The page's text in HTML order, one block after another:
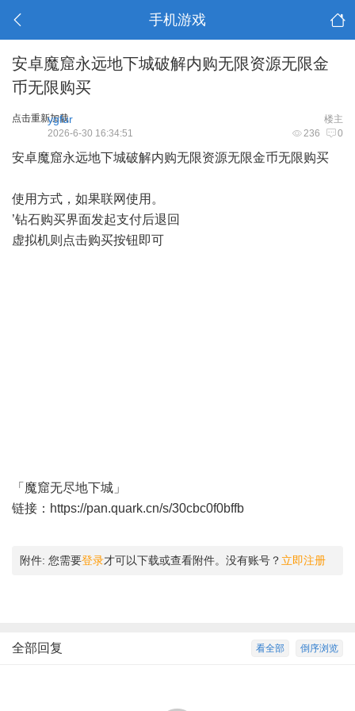
手机游戏
安卓魔窟永远地下城破解内购无限资源无限金
币无限购买
点击重新加载 楼主
ygfur
236 0
2026-6-30 16:34:51
安卓魔窟永远地下城破解内购无限资源无限金币无限购买
使用方式，如果联网使用。
’钻石购买界面发起支付后退回
虚拟机则点击购买按钮即可
「魔窟无尽地下城」
链接： https://pan.quark.cn/s/30cbc0f0bffb
附件: 您需要登录才可以下载或查看附件。没有账号？ 立即注册
倒序浏览
看全部
全部回复